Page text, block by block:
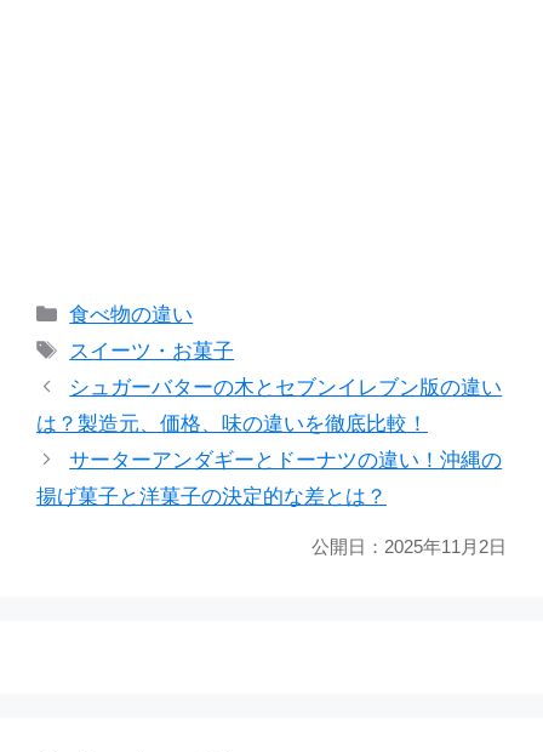
カ
テ
リ
ー
食べ物の違い
タ
グ
スイーツ・お菓子
シュガーバターの木とセブンイレブン版の違い
は？製造元、価格、味の違いを徹底比較！
サーターアンダギーとドーナツの違い！沖縄の
揚げ菓子と洋菓子の決定的な差とは？
公開日： 2025年11月2日